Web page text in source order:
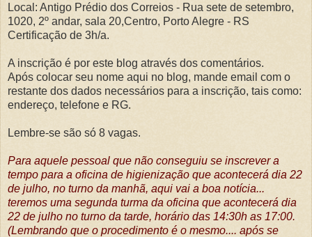
Local: Antigo Prédio dos Correios - Rua sete de setembro,
1020, 2º andar, sala 20,Centro, Porto Alegre - RS
Certificação de 3h/a.
A inscrição é por este blog através dos comentários.
Após colocar seu nome aqui no blog, mande email com o
restante dos dados necessários para a inscrição, tais como:
endereço, telefone e RG.
Lembre-se são só 8 vagas.
Para aquele pessoal que não conseguiu se inscrever a
tempo para a oficina de higienização que acontecerá dia 22
de julho, no turno da manhã, aqui vai a boa notícia...
teremos uma segunda turma da oficina que acontecerá dia
22 de julho no turno da tarde, horário das 14:30h as 17:00.
(Lembrando que o procedimento é o mesmo.... após se